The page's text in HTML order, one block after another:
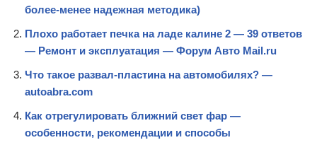
более-менее надежная методика)
Плохо работает печка на ладе калине 2 — 39 ответов
— Ремонт и эксплуатация — Форум Авто Mail.ru
Что такое развал-пластина на автомобилях? —
autoabra.com
Как отрегулировать ближний свет фар —
особенности, рекомендации и способы